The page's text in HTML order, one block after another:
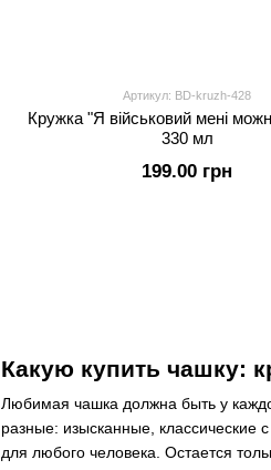
Какую купить чашку:
Любимая чашка должна быть у
разные: изысканные, классические
для любого человека. Остается
Артикул: BD-kruzh-428
Кружка "Я військовий мені
330 мл
199.00 грн